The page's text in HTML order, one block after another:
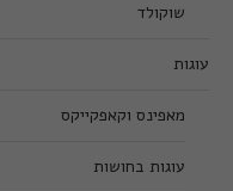
שוקולד
עוגות
מאפינס וקאפקייקס
עוגות בחושות